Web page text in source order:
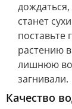
станет
поставьте
растению
лишнюю
загнивали.
Качество